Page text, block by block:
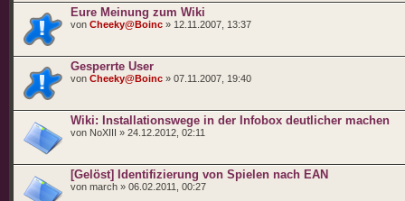
Eure Meinung zum Wiki
von Cheeky@Boinc » 12.11.2007, 13:37
Gesperrte User
von Cheeky@Boinc » 07.11.2007, 19:40
Wiki: Installationswege in der Infobox deutlicher machen
von NoXIII » 24.12.2012, 02:11
[Gelöst] Identifizierung von Spielen nach EAN
von march » 06.02.2011, 00:27